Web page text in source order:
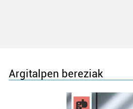
Argitalpen bereziak